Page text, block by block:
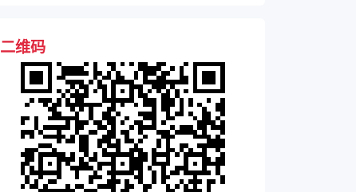
二维码